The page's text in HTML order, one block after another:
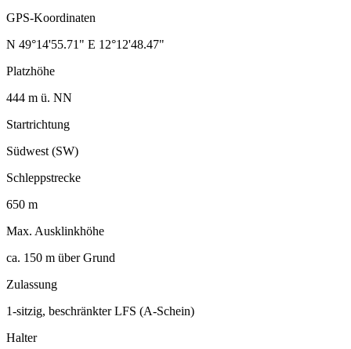
GPS-Koordinaten
N 49°14'55.71" E 12°12'48.47"
Platzhöhe
444 m ü. NN
Startrichtung
Südwest (SW)
Schleppstrecke
650 m
Max. Ausklinkhöhe
ca. 150 m über Grund
Zulassung
1-sitzig, beschränkter LFS (A-Schein)
Halter